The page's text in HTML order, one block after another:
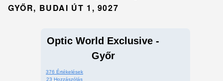
GYŐR, BUDAI ÚT 1, 9027
Optic World Exclusive -
Győr
376 Értékelések
23 Hozzászólás